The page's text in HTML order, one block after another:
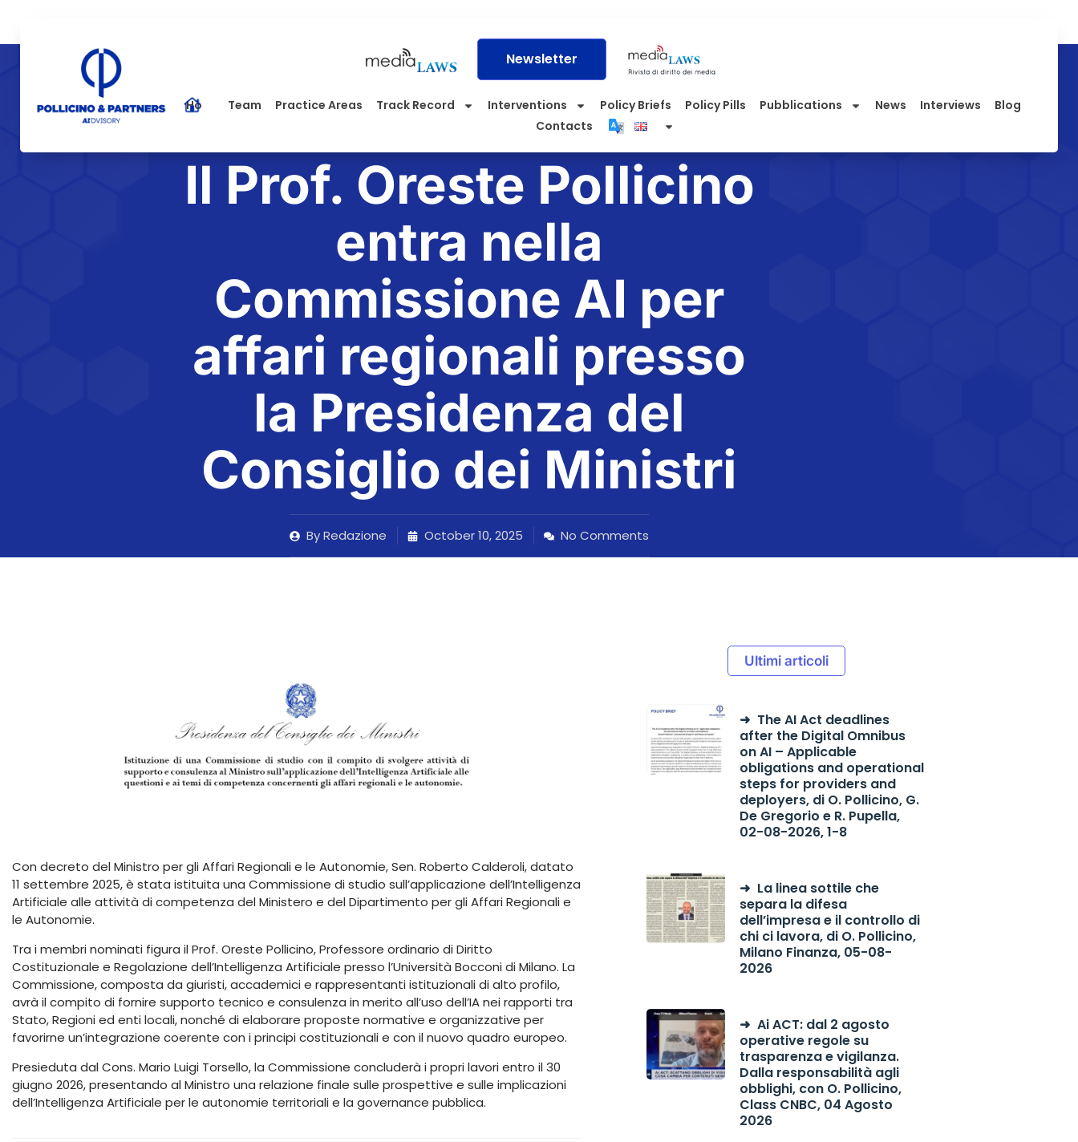
Newsletter
Home Team Practice Areas Track Record Interventions Policy Briefs Policy Pills Pubblications News Interviews
Blog
Contacts
Il Prof. Oreste Pollicino
entra nella
Commissione AI per
affari regionali presso
la Presidenza del
Consiglio dei Ministri
ByRedazione October 10, 2025 No Comments
Con decreto del Ministro per gli Affari Regionali e le Autonomie, Sen. Roberto Calderoli, datato
11 settembre 2025, è stata istituita una Commissione di studio sull’applicazione dell’Intelligenza
Artificiale alle attività di competenza del Ministero e del Dipartimento per gli Affari Regionali e
le Autonomie.
Tra i membri nominati figura il Prof. Oreste Pollicino, Professore ordinario di Diritto
Costituzionale e Regolazione dell’Intelligenza Artificiale presso l’Università Bocconi di Milano. La
Commissione, composta da giuristi, accademici e rappresentanti istituzionali di alto profilo,
avrà il compito di fornire supporto tecnico e consulenza in merito all’uso dell’IA nei rapporti tra
Stato, Regioni ed enti locali, nonché di elaborare proposte normative e organizzative per
favorirne un’integrazione coerente con i principi costituzionali e con il nuovo quadro europeo.
Presieduta dal Cons. Mario Luigi Torsello, la Commissione concluderà i propri lavori entro il 30
giugno 2026, presentando al Ministro una relazione finale sulle prospettive e sulle implicazioni
dell’Intelligenza Artificiale per le autonomie territoriali e la governance pubblica.
Ultimi articoli
The AI Act deadlines
after the Digital Omnibus
on AI – Applicable
obligations and operational
steps for providers and
deployers, di O. Pollicino, G.
De Gregorio e R. Pupella,
02-08-2026, 1-8
La linea sottile che
separa la difesa
dell’impresa e il controllo di
chi ci lavora, di O. Pollicino,
Milano Finanza, 05-08-
2026
Ai ACT: dal 2 agosto
operative regole su
trasparenza e vigilanza.
Dalla responsabilità agli
obblighi, con O. Pollicino,
Class CNBC, 04 Agosto
2026